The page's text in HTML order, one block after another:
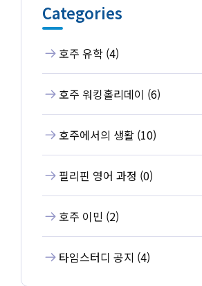
Categories
호주 유학 (4)
호주 워킹홀리데이 (6)
호주에서의 생활 (10)
필리핀 영어 과정 (0)
호주 이민 (2)
타임스터디 공지 (4)